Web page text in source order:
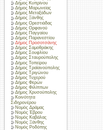
Δήμος Κυπρίνου
Δήμος Μαρωνείας
Δήμος Μεταξάδων
Δήμος Ξάνθης
Δήμος Ορεστιάδας
Δήμος Ορφανού
Δήμος Παγγαίου
Δήμος Παρανεστίου
Δήμος Προσοτσάνης
Δήμος Σαμοθράκης
Δήμος Σουφλίου
Δήμος Σταυρούπολης
Δήμος Τοπείρου
Δήμος Τραϊανούπολης
Δήμος Τριγώνου
Δήμος Τυχερού
Δήμος Φερών
Δήμος Φιλίππων
Δήμος Χρυσούπολης
Κοινότητα
Σιδηρονέρου
Νομός Δράμας
Νομός Έβρου
Νομός Καβάλας
Νομός Ξάνθης
Νομός Ροδόπης